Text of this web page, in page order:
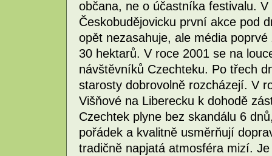
občana, ne o účastníka festivalu.
Českobudějovicku první akce pod
opět nezasahuje, ale média
30 hektarů. V roce 2001 se na
návštěvníků Czechteku. Po třech
starosty dobrovolně rozcházejí. V
Višňové na Liberecku k dohodě
Czechtek plyne bez skandálu 6
pořádek a kvalitně usměrňují
tradičně napjatá atmosféra mizí.